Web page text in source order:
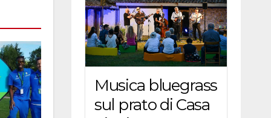
Musica bluegrass
sul prato di Casa